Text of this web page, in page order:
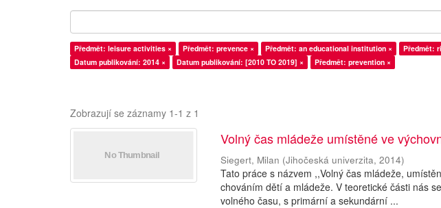
Předmět: leisure activities × Předmět: prevence × Předmět: an educational institution × Předmět:
Datum publikování: 2014 ×
Datum publikování: [2010 TO 2019] × Předmět: prevention ×
Zobrazují se záznamy 1-1 z 1
Volný čas mládeže umístěné ve
Siegert, Milan (Jihočeská univerzita,2014)
Tato práce s názvem ,,Volný čas mládeže,
chováním dětí a mládeže. V teoretické části nás
volného času, s primární a sekundární ...